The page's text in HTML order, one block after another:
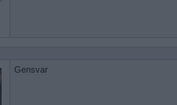
Gensvar